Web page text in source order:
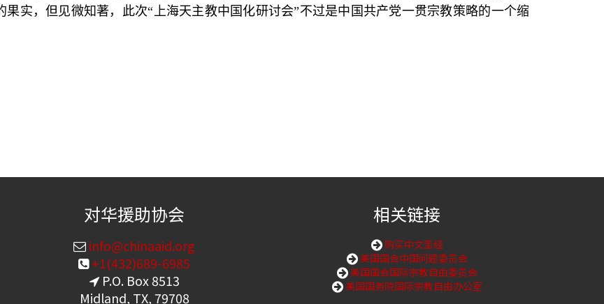
果实，但见微知著，此次“上海天主教中国化研讨会”不过是中国共产党一贯宗教策略的一个缩
对华援助协会
info@chinaaid.org
+1(432)689-6985
P.O. Box 8513
Midland, TX, 79708
相关链接
购买中文圣经
美国国会中国问题委员会
美国国会国际宗教自由委员会
美国国务院国际宗教自由办公室